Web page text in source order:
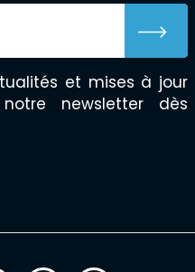
et mises à jour
newsletter dès